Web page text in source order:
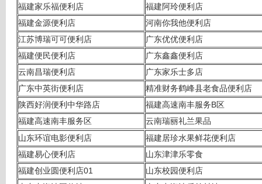
福建家乐福便利店
福建阿玲便利店
福建金源便利店
河南你我他便利店
江苏博瑞可可便利店
广东优优便利店
福建便民便利店
广东鑫鑫便利店
云南昌瑞便利店
广东家乐士多店
广东中英街便利店
精准财务鹤峰县老食品便利店
陕西好润便利中华路店
福建高速南丰服务B区
福建高速南丰服务区
云南瑞丽礼兰果品
山东环谊电影便利店
福建居珍水果鲜花便利店
福建易心便利店
山东津津乐零食
福建创业圆便利店01
山东校园便利店